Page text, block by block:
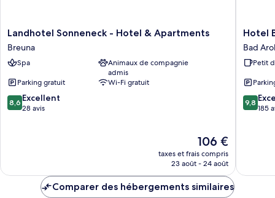
Landhotel
Sonneneck
-
Hotel
Apartments
Breuna
Landhotel Sonneneck - Hotel & Apartments
Breuna
Spa
Animaux de compagnie
admis
Parking gratuit
Wi-Fi gratuit
8.6
sur
8,6 Excellent
28 avis
Le
nouveau
prix
de
106 €
taxes et frais compris
23 août - 24 août
Hotel
Schloss
Landau
Arolsen
Hotel
Bad
Petit
9.8
sur
9,8
185
Comparer des hébergements similaires